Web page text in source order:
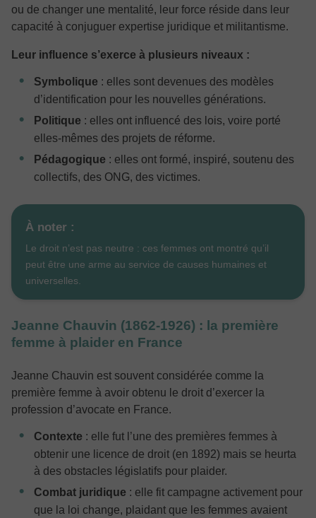
ou de changer une mentalité, leur force réside dans leur
capacité à conjuguer expertise juridique et militantisme.
Leur influence s’exerce à plusieurs niveaux :
Symbolique : elles sont devenues des modèles
d’identification pour les nouvelles générations.
Politique : elles ont influencé des lois, voire porté
elles-mêmes des projets de réforme.
Pédagogique : elles ont formé, inspiré, soutenu des
collectifs, des ONG, des victimes.
À noter :
Le droit n’est pas neutre : ces femmes ont montré qu’il
peut être une arme au service de causes humaines et
universelles.
Jeanne Chauvin (1862‑1926) : la première
femme à plaider en France
Jeanne Chauvin est souvent considérée comme la
première femme à avoir obtenu le droit d’exercer la
profession d’avocate en France.
Contexte : elle fut l’une des premières femmes à
obtenir une licence de droit (en 1892) mais se heurta
à des obstacles législatifs pour plaider.
Combat juridique : elle fit campagne activement pour
que la loi change, plaidant que les femmes avaient